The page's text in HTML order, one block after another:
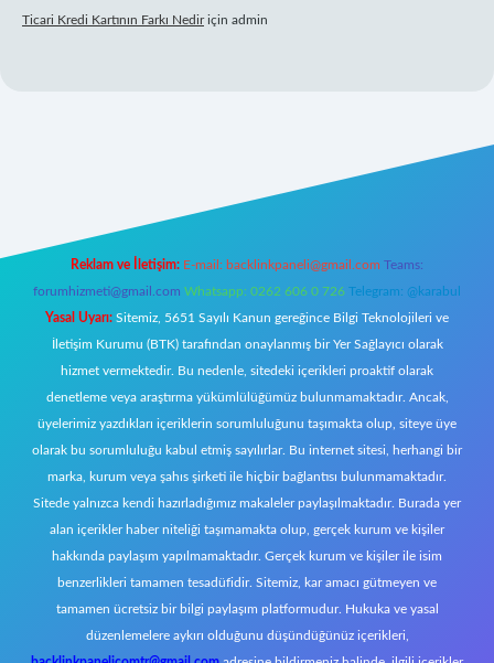
Ticari Kredi Kartının Farkı Nediriçin admin
Reklam ve İletişim: E-mail: backlinkpaneli@gmail.com Teams:
forumhizmeti@gmail.com Whatsapp: 0262 606 0 726 Telegram: @karabul
Yasal Uyarı: Sitemiz, 5651 Sayılı Kanun gereğince Bilgi Teknolojileri ve
İletişim Kurumu (BTK) tarafından onaylanmış bir Yer Sağlayıcı olarak
hizmet vermektedir. Bu nedenle, sitedeki içerikleri proaktif olarak
denetleme veya araştırma yükümlülüğümüz bulunmamaktadır. Ancak,
üyelerimiz yazdıkları içeriklerin sorumluluğunu taşımakta olup, siteye üye
olarak bu sorumluluğu kabul etmiş sayılırlar. Bu internet sitesi, herhangi bir
marka, kurum veya şahıs şirketi ile hiçbir bağlantısı bulunmamaktadır.
Sitede yalnızca kendi hazırladığımız makaleler paylaşılmaktadır. Burada yer
alan içerikler haber niteliği taşımamakta olup, gerçek kurum ve kişiler
hakkında paylaşım yapılmamaktadır. Gerçek kurum ve kişiler ile isim
benzerlikleri tamamen tesadüfidir. Sitemiz, kar amacı gütmeyen ve
tamamen ücretsiz bir bilgi paylaşım platformudur. Hukuka ve yasal
düzenlemelere aykırı olduğunu düşündüğünüz içerikleri,